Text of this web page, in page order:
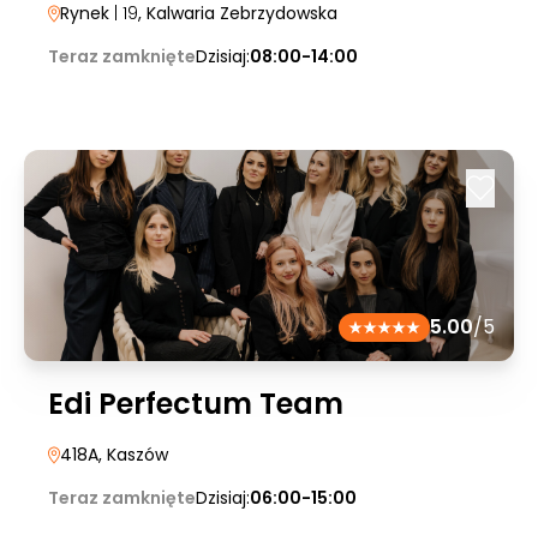
Rynek | 19, Kalwaria Zebrzydowska
Teraz zamknięteDzisiaj:08:00-14:00
5.00/5
Edi Perfectum Team
418A, Kaszów
Teraz zamknięteDzisiaj:06:00-15:00